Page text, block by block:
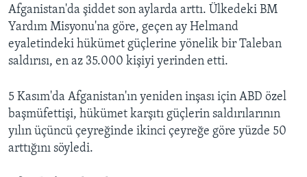
Afganistan'da şiddet son aylarda arttı. Ülkedeki BM
Yardım Misyonu'na göre, geçen ay Helmand
eyaletindeki hükümet güçlerine yönelik bir Taleban
saldırısı, en az 35.000 kişiyi yerinden etti.
5 Kasım'da Afganistan'ın yeniden inşası için ABD özel
başmüfettişi, hükümet karşıtı güçlerin saldırılarının
yılın üçüncü çeyreğinde ikinci çeyreğe göre yüzde 50
arttığını söyledi.